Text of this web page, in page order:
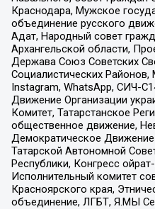
Краснодара, Мужское
объединение русского
Адат, Народный совет
Архангельской области,
Держава Союз Советских
Социалистических
Instagram, WhatsApp, СИЧ-
Движение Организации
Комитет, Татарстанское
общественное движение,
Демократическое
Татарской Автономной
Республики, Конгресс
Исполнительный комитет
Красноярского края,
объединение, ЛГБТ, Я.МЫ